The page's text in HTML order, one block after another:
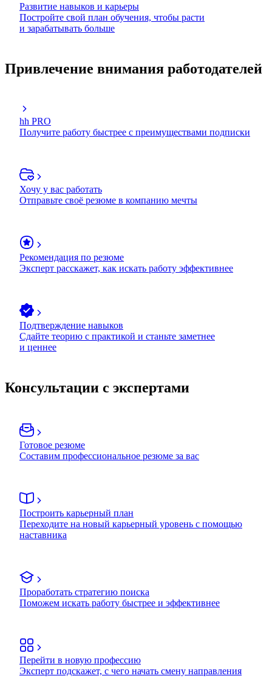
Развитие навыков и карьеры
Постройте свой план обучения, чтобы расти
и зарабатывать больше
Привлечение внимания работодателей
hh PRO
Получите работу быстрее с преимуществами подписки
Хочу у вас работать
Отправьте своё резюме в компанию мечты
Рекомендация по резюме
Эксперт расскажет, как искать работу эффективнее
Подтверждение навыков
Сдайте теорию с практикой и станьте заметнее
и ценнее
Консультации с экспертами
Готовое резюме
Составим профессиональное резюме за вас
Построить карьерный план
Переходите на новый карьерный уровень с помощью
наставника
Проработать стратегию поиска
Поможем искать работу быстрее и эффективнее
Перейти в новую профессию
Эксперт подскажет, с чего начать смену направления